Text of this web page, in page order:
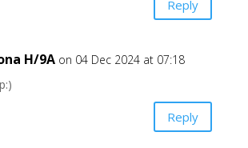
Reply
H/9A on 04 Dec 2024 at 07:18
Reply